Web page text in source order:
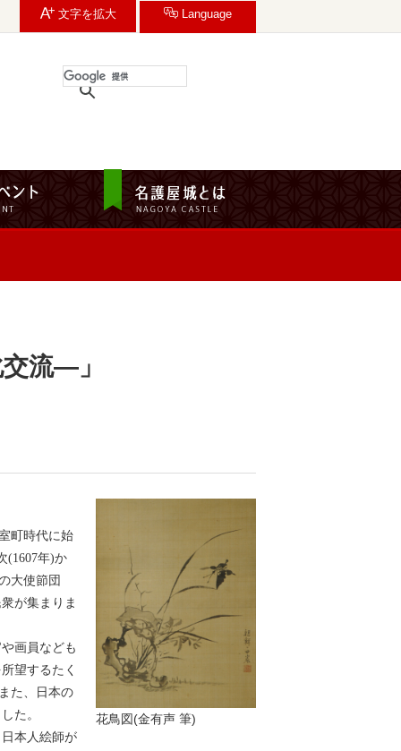
文字を拡大 Language
流―」
花鳥図(金有声 筆)
町時代に始
(1607年)か
大使節団
が集まりま
画員なども
望するたく
た、日本の
た。
本人絵師が